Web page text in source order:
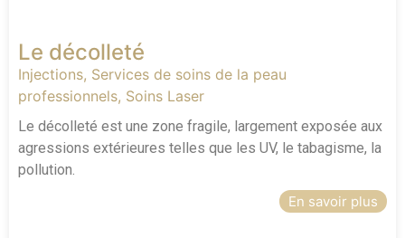
Le décolleté
Injections, Services de soins de la peau
professionnels, Soins Laser
Le décolleté est une zone fragile, largement exposée aux
agressions extérieures telles que les UV, le tabagisme, la
pollution.
En savoir plus